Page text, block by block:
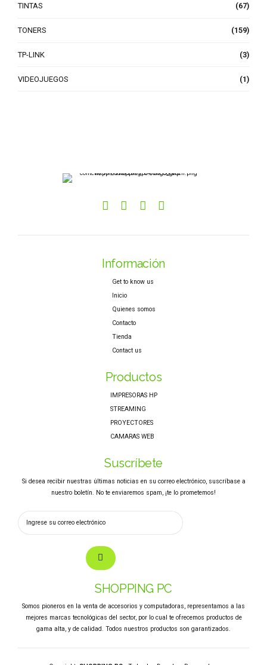
TINTAS (67)
TONERS (159)
TP-LINK (3)
VIDEOJUEGOS (1)
Información
Get to know us
Inicio
Quienes somos
Contacto
Tienda
Contact us
Productos
IMPRESORAS HP
STREAMING
PROYECTORES
CAMARAS WEB
Suscríbete
Si desea recibir nuestras últimas noticias en su correo electrónico, suscríbase a
nuestro boletín. No te enviaremos spam, ¡te lo prometemos!
SHOPPING PC
Somos pioneros en la venta de accesorios y computadoras, representamos a las
mejores marcas tecnológicas del sector, por lo cual te ofrecemos productos de
gama alta, y de calidad. Todos nuestros productos son garantizados.